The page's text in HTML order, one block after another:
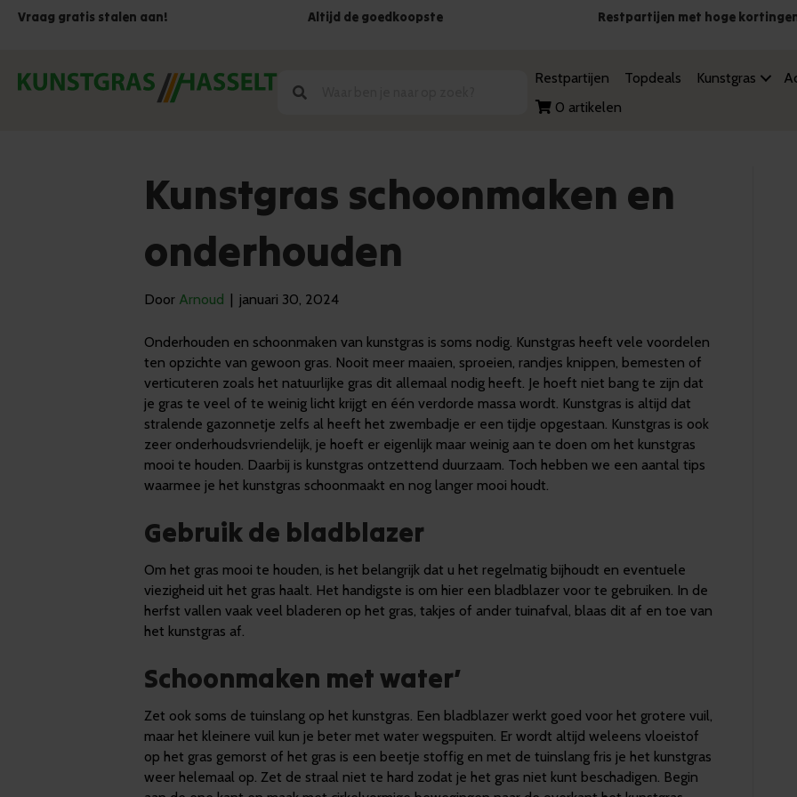
Vraag gratis stalen aan! Altijd de goedkoopste Restpartijen met hoge
Restpartijen Topdeals Kunstgras
0 artikelen
Kunstgras schoonmaken en
onderhouden
Door Arnoud | januari 30, 2024
Onderhouden en schoonmaken van kunstgras is soms nodig. Kunstgras heeft vele voordelen
ten opzichte van gewoon gras. Nooit meer maaien, sproeien, randjes knippen, bemesten of
verticuteren zoals het natuurlijke gras dit allemaal nodig heeft. Je hoeft niet bang te zijn dat
je gras te veel of te weinig licht krijgt en één verdorde massa wordt. Kunstgras is altijd dat
stralende gazonnetje zelfs al heeft het zwembadje er een tijdje opgestaan. Kunstgras is ook
zeer onderhoudsvriendelijk, je hoeft er eigenlijk maar weinig aan te doen om het kunstgras
mooi te houden. Daarbij is kunstgras ontzettend duurzaam. Toch hebben we een aantal tips
waarmee je het kunstgras schoonmaakt en nog langer mooi houdt.
Gebruik de bladblazer
Om het gras mooi te houden, is het belangrijk dat u het regelmatig bijhoudt en eventuele
viezigheid uit het gras haalt. Het handigste is om hier een bladblazer voor te gebruiken. In de
herfst vallen vaak veel bladeren op het gras, takjes of ander tuinafval, blaas dit af en toe van
het kunstgras af.
Schoonmaken met water’
Zet ook soms de tuinslang op het kunstgras. Een bladblazer werkt goed voor het grotere vuil,
maar het kleinere vuil kun je beter met water wegspuiten. Er wordt altijd weleens vloeistof
op het gras gemorst of het gras is een beetje stoffig en met de tuinslang fris je het kunstgras
weer helemaal op. Zet de straal niet te hard zodat je het gras niet kunt beschadigen. Begin